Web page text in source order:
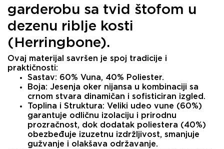
garderobu sa tvid štofom u
dezenu riblje kosti
(Herringbone).
Ovaj materijal savršen je spoj tradicije i
praktičnosti:
Sastav: 60% Vuna, 40% Poliester.
Boja: Jesenja oker nijansa u kombinaciji sa
crnom stvara dinamičan i sofisticiran izgled.
Toplina i Struktura: Veliki udeo vune (60%)
garantuje odličnu izolaciju i prirodnu
prozračnost, dok dodatak poliestera (40%)
obezbeđuje izuzetnu izdržljivost, smanjuje
gužvanje i olakšava održavanje.